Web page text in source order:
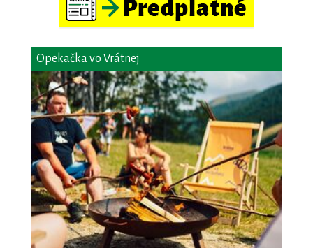
Opekačka vo Vrátnej